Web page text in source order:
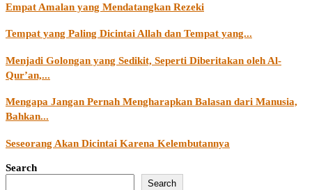
Empat Amalan yang Mendatangkan Rezeki
Tempat yang Paling Dicintai Allah dan Tempat yang...
Menjadi Golongan yang Sedikit, Seperti Diberitakan oleh Al-
Qur’an,...
Mengapa Jangan Pernah Mengharapkan Balasan dari Manusia,
Bahkan...
Seseorang Akan Dicintai Karena Kelembutannya
Search
Search